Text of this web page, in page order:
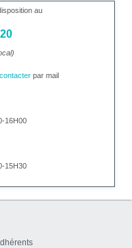
au
par mail
16H00
15H30